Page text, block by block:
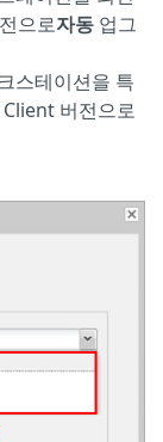
으로자동 업그
스테이션을 특
버전으로